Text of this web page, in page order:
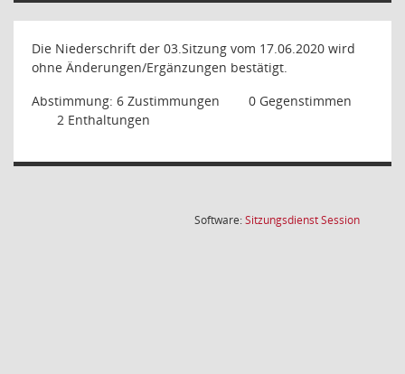
Die Niederschrift der 03.Sitzung vom 17.06.2020 wird
ohne Änderungen/Ergänzungen bestätigt.
Abstimmung: 6 Zustimmungen
0 Gegenstimmen
2 Enthaltungen
Software:SitzungsdienstSession(Wird in